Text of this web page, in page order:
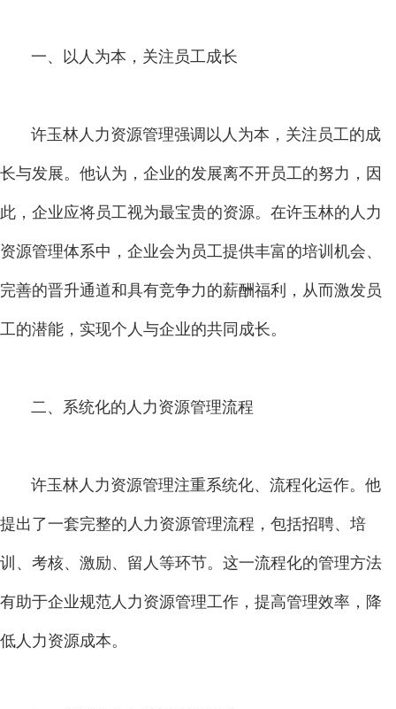
一、以人为本，关注员工成长
许玉林人力资源管理强调以人为本，关注员工的成
长与发展。他认为，企业的发展离不开员工的努力，因
此，企业应将员工视为最宝贵的资源。在许玉林的人力
资源管理体系中，企业会为员工提供丰富的培训机会、
完善的晋升通道和具有竞争力的薪酬福利，从而激发员
工的潜能，实现个人与企业的共同成长。
二、系统化的人力资源管理流程
许玉林人力资源管理注重系统化、流程化运作。他
提出了一套完整的人力资源管理流程，包括招聘、培
训、考核、激励、留人等环节。这一流程化的管理方法
有助于企业规范人力资源管理工作，提高管理效率，降
低人力资源成本。